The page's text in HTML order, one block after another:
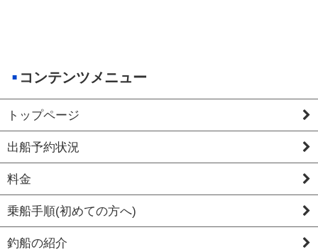
コンテンツメニュー
トップページ
出船予約状況
料金
乗船手順(初めての方へ)
釣船の紹介